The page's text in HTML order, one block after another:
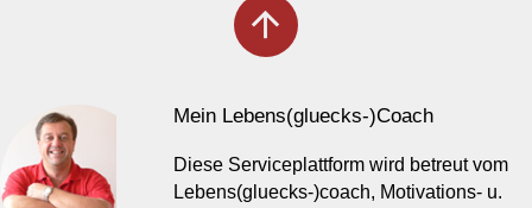
arrow_upward
Mein Lebens(gluecks-)Coach
Diese Serviceplattform wird betreut vom
Lebens(gluecks-)coach, Motivations- u.